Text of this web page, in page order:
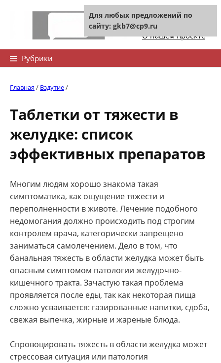
Контакты сайта
О нашем проекте
Рубрики
Главная/ Вздутие/
Таблетки от тяжести в
желудке: список
эффективных препаратов
Многим людям хорошо знакома такая
симптоматика, как ощущение тяжести и
переполненности в животе. Лечение подобного
недомогания должно происходить под строгим
контролем врача, категорически запрещено
заниматься самолечением. Дело в том, что
банальная тяжесть в области желудка может быть
опасным симптомом патологии желудочно-
кишечного тракта. Зачастую такая проблема
проявляется после еды, так как некоторая пища
сложно усваивается: газированные напитки, сдоба,
свежая выпечка, жирные и жареные блюда.
Спровоцировать тяжесть в области желудка может
стрессовая ситуация или патология
Для любых предложений по
сайту: gkb7@cp9.ru